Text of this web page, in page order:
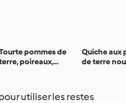
pommes de
poireaux,
Quiche aux
de terre
utiliser les restes